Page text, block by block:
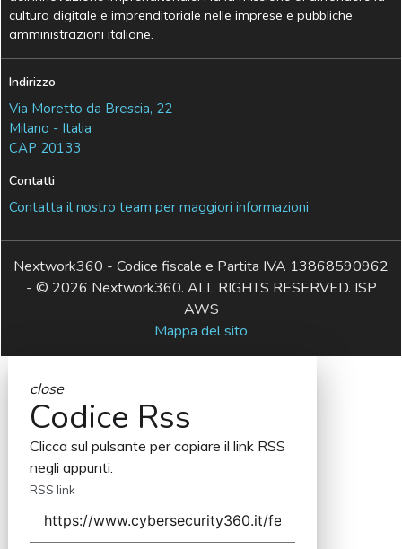
cultura digitale e imprenditoriale nelle imprese e pubbliche
amministrazioni italiane.
Indirizzo
Via Moretto da Brescia, 22
Milano - Italia
CAP 20133
Contatti
Contatta il nostro team per maggiori informazioni
Nextwork360 - Codice fiscale e Partita IVA 13868590962
- © 2026 Nextwork360. ALL RIGHTS RESERVED. ISP
AWS
Mappa del sito
close
Codice Rss
Clicca sul pulsante per copiare il link RSS
negli appunti.
RSS link